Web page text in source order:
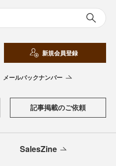
新規会員登録
メールバックナンバー
記事掲載のご依頼
SalesZine